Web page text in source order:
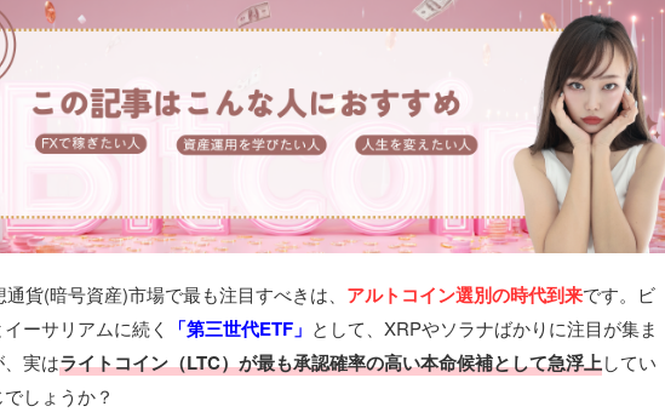
貨(暗号資産)市場で最も注目すべきは、 アルトコイン選別の時代到来です。ビ
ーサリアムに続く
「第三世代ETF」 として、XRPやソラナばかりに注目が集ま
実はライトコイン（LTC）が最も承認確率の高い本命候補として急浮上してい
しょうか？